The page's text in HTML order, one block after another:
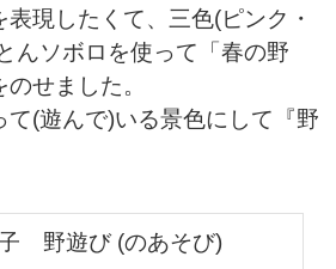
現したくて、三色(ピンク・
んソボロを使って「春の野
せました。
て(遊んで)いる景色にして『野
野遊び (のあそび)